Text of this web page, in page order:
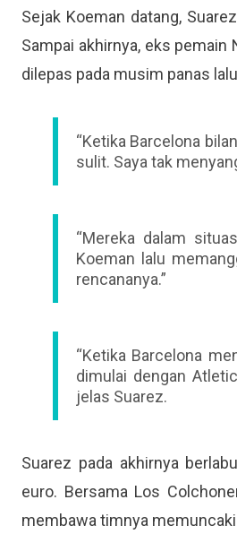
Sejak Koeman datang,
Sampai akhirnya, eks pemain
dilepas pada musim panas
“Ketika Barcelona
sulit. Saya tak
“Mereka dalam
Koeman lalu
rencananya.”
“Ketika Barcelona
dimulai dengan
jelas Suarez.
Suarez pada akhirnya
euro. Bersama Los
membawa timnya